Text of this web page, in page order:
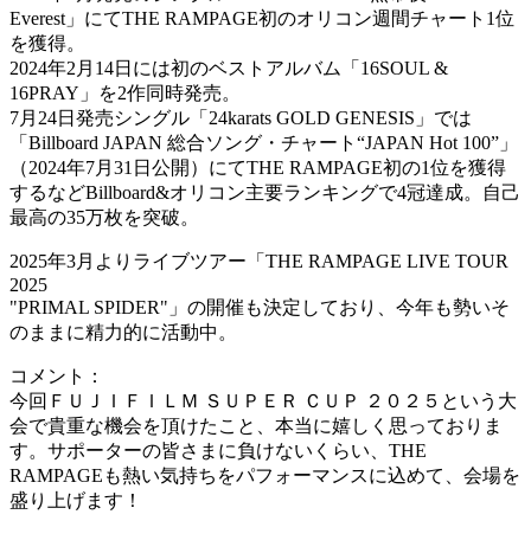
Everest」にてTHE RAMPAGE初のオリコン週間チャート1位
を獲得。
2024年2月14日には初のベストアルバム「16SOUL &
16PRAY」を2作同時発売。
7月24日発売シングル「24karats GOLD GENESIS」では
「Billboard JAPAN 総合ソング・チャート“JAPAN Hot 100”」
（2024年7月31日公開）にてTHE RAMPAGE初の1位を獲得
するなどBillboard&オリコン主要ランキングで4冠達成。自己
最高の35万枚を突破。
2025年3月よりライブツアー「THE RAMPAGE LIVE TOUR
2025
"PRIMAL SPIDER"」の開催も決定しており、今年も勢いそ
のままに精力的に活動中。
コメント：
今回ＦＵＪＩＦＩＬＭ ＳＵＰＥＲ ＣＵＰ ２０２５という大
会で貴重な機会を頂けたこと、本当に嬉しく思っておりま
す。サポーターの皆さまに負けないくらい、THE
RAMPAGEも熱い気持ちをパフォーマンスに込めて、会場を
盛り上げます！